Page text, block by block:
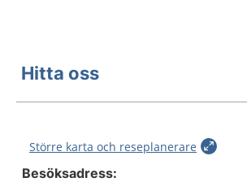
Hitta oss
Större karta och reseplanerare
Besöksadress: